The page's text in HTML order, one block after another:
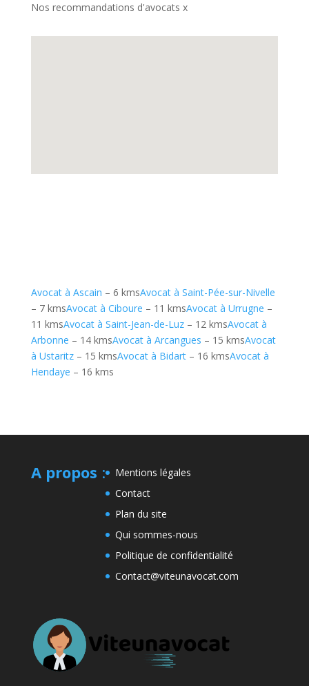
Nos recommandations d'avocats x
Avocat à Ascain – 6 kmsAvocat à Saint-Pée-sur-Nivelle
– 7 kmsAvocat à Ciboure – 11 kmsAvocat à Urrugne –
11 kmsAvocat à Saint-Jean-de-Luz– 12 kmsAvocat à
Arbonne – 14 kmsAvocat à Arcangues – 15 kmsAvocat
à Ustaritz– 15 kmsAvocat à Bidart– 16 kmsAvocat à
Hendaye – 16 kms
A propos :
Mentions légales
Contact
Plan du site
Qui sommes-nous
Politique de confidentialité
Contact@viteunavocat.com